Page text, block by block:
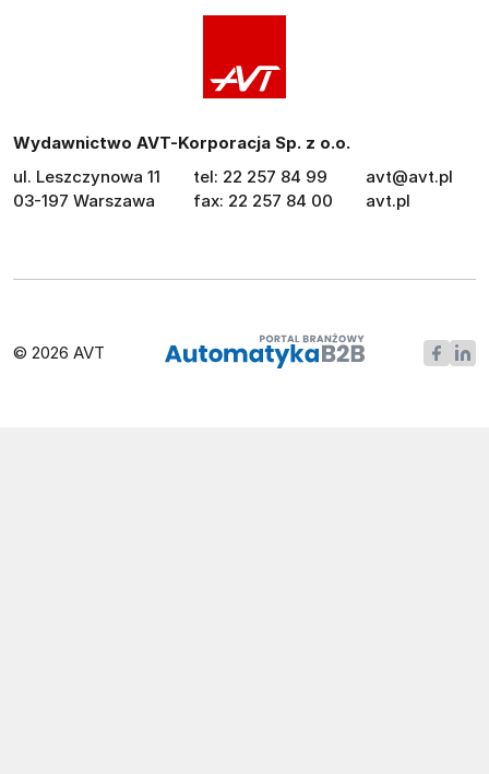
Wydawnictwo AVT-Korporacja Sp. z o.o.
ul. Leszczynowa 11
03-197 Warszawa
tel: 22 257 84 99
fax: 22 257 84 00
avt@avt.pl
avt.pl
© 2026 AVT